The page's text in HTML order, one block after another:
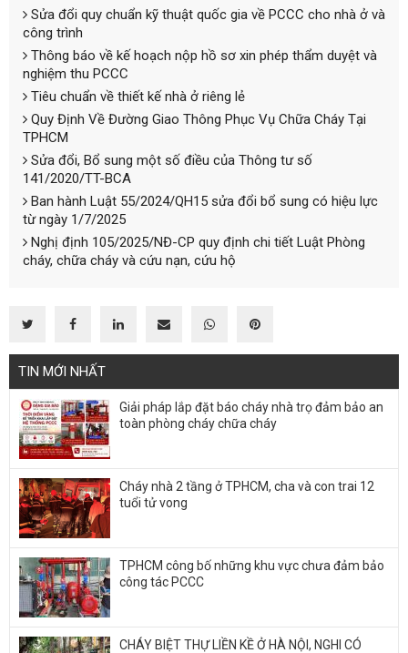
Sửa đổi quy chuẩn kỹ thuật quốc gia về PCCC cho nhà ở và
công trình
Thông báo về kế hoạch nộp hồ sơ xin phép thẩm duyệt và
nghiệm thu PCCC
Tiêu chuẩn về thiết kế nhà ở riêng lẻ
Quy Định Về Đường Giao Thông Phục Vụ Chữa Cháy Tại
TPHCM
Sửa đổi, Bổ sung một số điều của Thông tư số
141/2020/TT-BCA
Ban hành Luật 55/2024/QH15 sửa đổi bổ sung có hiệu lực
từ ngày 1/7/2025
Nghị định 105/2025/NĐ-CP quy định chi tiết Luật Phòng
cháy, chữa cháy và cứu nạn, cứu hộ
TIN MỚI NHẤT
Giải pháp lắp đặt báo cháy nhà trọ đảm bảo an
toàn phòng cháy chữa cháy
Cháy nhà 2 tầng ở TPHCM, cha và con trai 12
tuổi tử vong
TPHCM công bố những khu vực chưa đảm bảo
công tác PCCC
CHÁY BIỆT THỰ LIỀN KỀ Ở HÀ NỘI, NGHI CÓ